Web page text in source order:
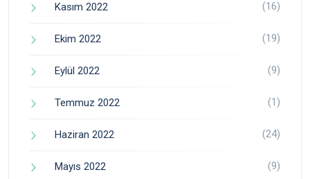
Kasım 2022 (16)
Ekim 2022 (19)
Eylül 2022 (9)
Temmuz 2022 (1)
Haziran 2022 (24)
Mayıs 2022 (9)